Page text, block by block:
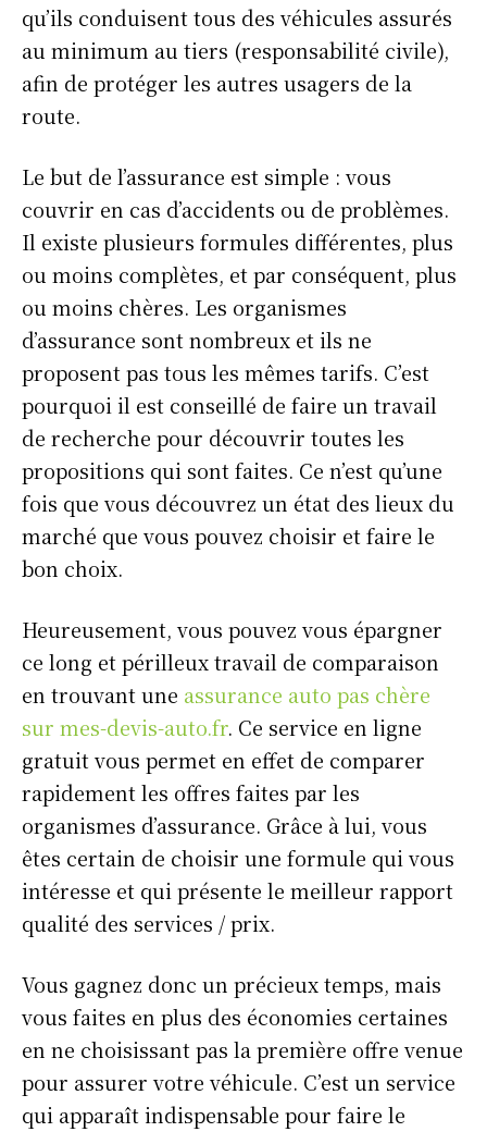
qu’ils conduisent tous des véhicules assurés
au minimum au tiers (responsabilité civile),
afin de protéger les autres usagers de la
route.
Le but de l’assurance est simple : vous
couvrir en cas d’accidents ou de problèmes.
Il existe plusieurs formules différentes, plus
ou moins complètes, et par conséquent, plus
ou moins chères. Les organismes
d’assurance sont nombreux et ils ne
proposent pas tous les mêmes tarifs. C’est
pourquoi il est conseillé de faire un travail
de recherche pour découvrir toutes les
propositions qui sont faites. Ce n’est qu’une
fois que vous découvrez un état des lieux du
marché que vous pouvez choisir et faire le
bon choix.
Heureusement, vous pouvez vous épargner
ce long et périlleux travail de comparaison
en trouvant une assurance auto pas chère
sur mes-devis-auto.fr. Ce service en ligne
gratuit vous permet en effet de comparer
rapidement les offres faites par les
organismes d’assurance. Grâce à lui, vous
êtes certain de choisir une formule qui vous
intéresse et qui présente le meilleur rapport
qualité des services / prix.
Vous gagnez donc un précieux temps, mais
vous faites en plus des économies certaines
en ne choisissant pas la première offre venue
pour assurer votre véhicule. C’est un service
qui apparaît indispensable pour faire le